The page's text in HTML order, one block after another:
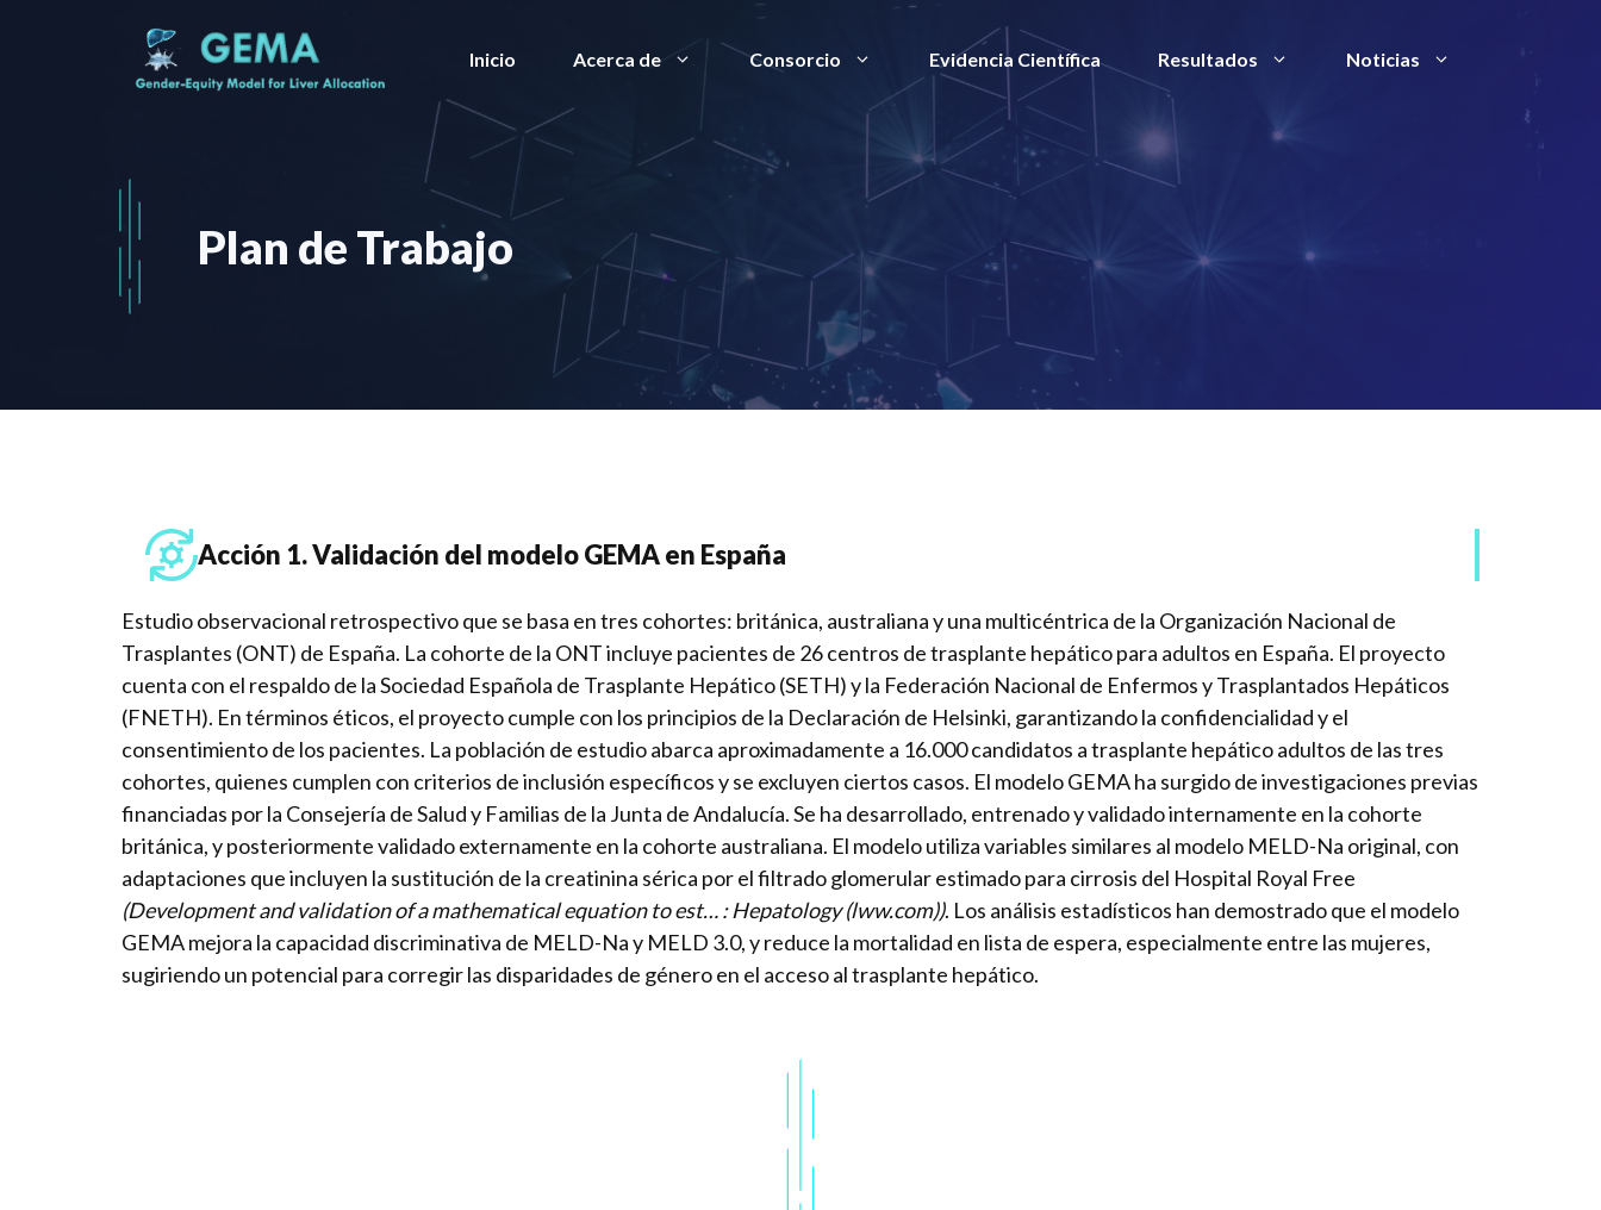
Inicio Acerca de Consorcio Evidencia Científica Resultados Noticias
Plan de Trabajo
Acción 1. Validación del modelo GEMA en España
Estudio observacional retrospectivo que se basa en tres cohortes: británica, australiana y una multicéntrica de la Organización Nacional de
Trasplantes (ONT) de España. La cohorte de la ONT incluye pacientes de 26 centros de trasplante hepático para adultos en España. El proyecto
cuenta con el respaldo de la Sociedad Española de Trasplante Hepático (SETH) y la Federación Nacional de Enfermos y Trasplantados Hepáticos
(FNETH). En términos éticos, el proyecto cumple con los principios de la Declaración de Helsinki, garantizando la confidencialidad y el
consentimiento de los pacientes. La población de estudio abarca aproximadamente a 16.000 candidatos a trasplante hepático adultos de las tres
cohortes, quienes cumplen con criterios de inclusión específicos y se excluyen ciertos casos. El modelo GEMA ha surgido de investigaciones previas
financiadas por la Consejería de Salud y Familias de la Junta de Andalucía. Se ha desarrollado, entrenado y validado internamente en la cohorte
británica, y posteriormente validado externamente en la cohorte australiana. El modelo utiliza variables similares al modelo MELD-Na original, con
adaptaciones que incluyen la sustitución de la creatinina sérica por el filtrado glomerular estimado para cirrosis del Hospital Royal Free
(Development and validation of a mathematical equation to est… : Hepatology (lww.com)). Los análisis estadísticos han demostrado que el modelo
GEMA mejora la capacidad discriminativa de MELD-Na y MELD 3.0, y reduce la mortalidad en lista de espera, especialmente entre las mujeres,
sugiriendo un potencial para corregir las disparidades de género en el acceso al trasplante hepático.